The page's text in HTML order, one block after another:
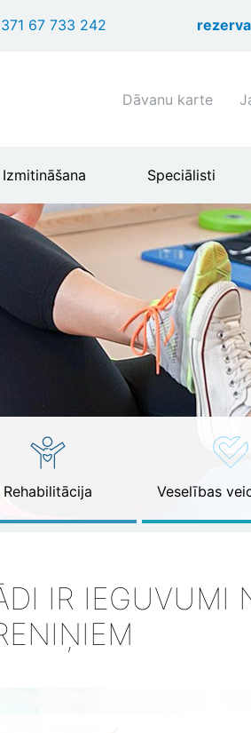
uz
67 733 242
Shortcuts
menu
Dāvanu karte
Izmitināšana Speciālisti
Rehabilitācija Veselības
IR IEGUVUMI